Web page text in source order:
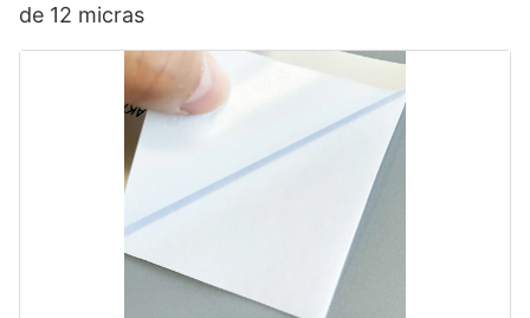
de 12 micras